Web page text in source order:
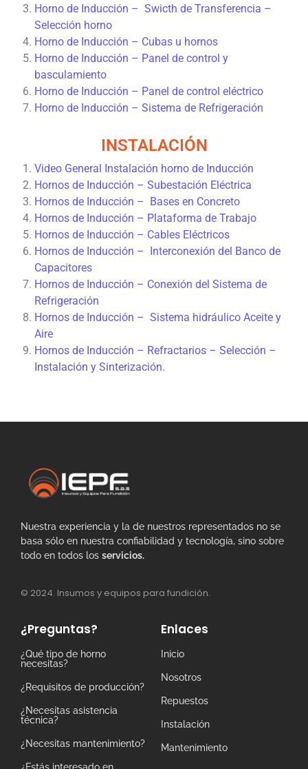
Horno de Inducción – Swicth de Transferencia –
Selección horno
Horno de Inducción – Cubas u hornos
Horno de Inducción – Panel de control y
basculamiento
Horno de Inducción – Panel de control eléctrico
Horno de Inducción – Sistema de Refrigeración
INSTALACIÓN
Video General Instalación horno de Inducción
Hornos de Inducción – Subestación Eléctrica
Hornos de Inducción – Bases en Concreto
Hornos de Inducción – Plataforma de Trabajo
Hornos de Inducción – Cables Eléctricos
Hornos de Inducción – Interconexión del Banco de
Capacitores
Hornos de Inducción – Conexión del Sistema de
Refrigeración
Hornos de Inducción – Sistema hidráulico Aceite y
Aire
Hornos de Inducción – Refractarios – Selección –
Instalación y Sinterización.
Nuestra experiencia y la de nuestros representados no se
basa sólo en nuestra confiabilidad y tecnología, sino sobre
todo en todos los servicios.
© 2024. Insumos y equipos para fundición.
¿Preguntas?
¿Qué tipo de horno
necesitas?
¿Requisitos de producción?
¿Necesitas asistencia
técnica?
¿Necesitas mantenimiento?
¿Estás interesado en
Enlaces
Inicio
Nosotros
Repuestos
Instalación
Mantenimiento